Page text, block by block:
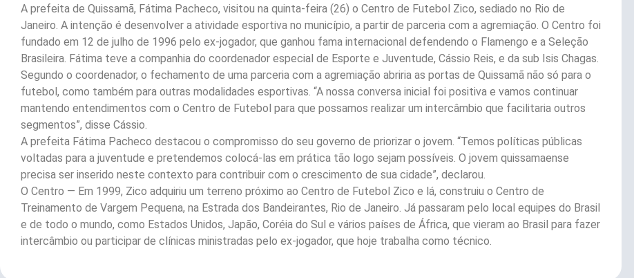
A prefeita de Quissamã, Fátima Pacheco, visitou na quinta-feira (26) o Centro de Futebol Zico, sediado no Rio de
Janeiro. A intenção é desenvolver a atividade esportiva no município, a partir de parceria com a agremiação. O Centro foi
fundado em 12 de julho de 1996 pelo ex-jogador, que ganhou fama internacional defendendo o Flamengo e a Seleção
Brasileira. Fátima teve a companhia do coordenador especial de Esporte e Juventude, Cássio Reis, e da sub Isis Chagas.
Segundo o coordenador, o fechamento de uma parceria com a agremiação abriria as portas de Quissamã não só para o
futebol, como também para outras modalidades esportivas. “A nossa conversa inicial foi positiva e vamos continuar
mantendo entendimentos com o Centro de Futebol para que possamos realizar um intercâmbio que facilitaria outros
segmentos”, disse Cássio.
A prefeita Fátima Pacheco destacou o compromisso do seu governo de priorizar o jovem. “Temos políticas públicas
voltadas para a juventude e pretendemos colocá-las em prática tão logo sejam possíveis. O jovem quissamaense
precisa ser inserido neste contexto para contribuir com o crescimento de sua cidade”, declarou.
O Centro — Em 1999, Zico adquiriu um terreno próximo ao Centro de Futebol Zico e lá, construiu o Centro de
Treinamento de Vargem Pequena, na Estrada dos Bandeirantes, Rio de Janeiro. Já passaram pelo local equipes do Brasil
e de todo o mundo, como Estados Unidos, Japão, Coréia do Sul e vários países de África, que vieram ao Brasil para fazer
intercâmbio ou participar de clínicas ministradas pelo ex-jogador, que hoje trabalha como técnico.